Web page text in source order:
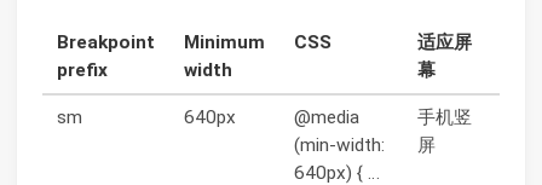
Breakpoint
prefix
Minimum
width
CSS
适应屏
幕
sm 640px
@media
(min-width:
640px) { …
手机竖
屏